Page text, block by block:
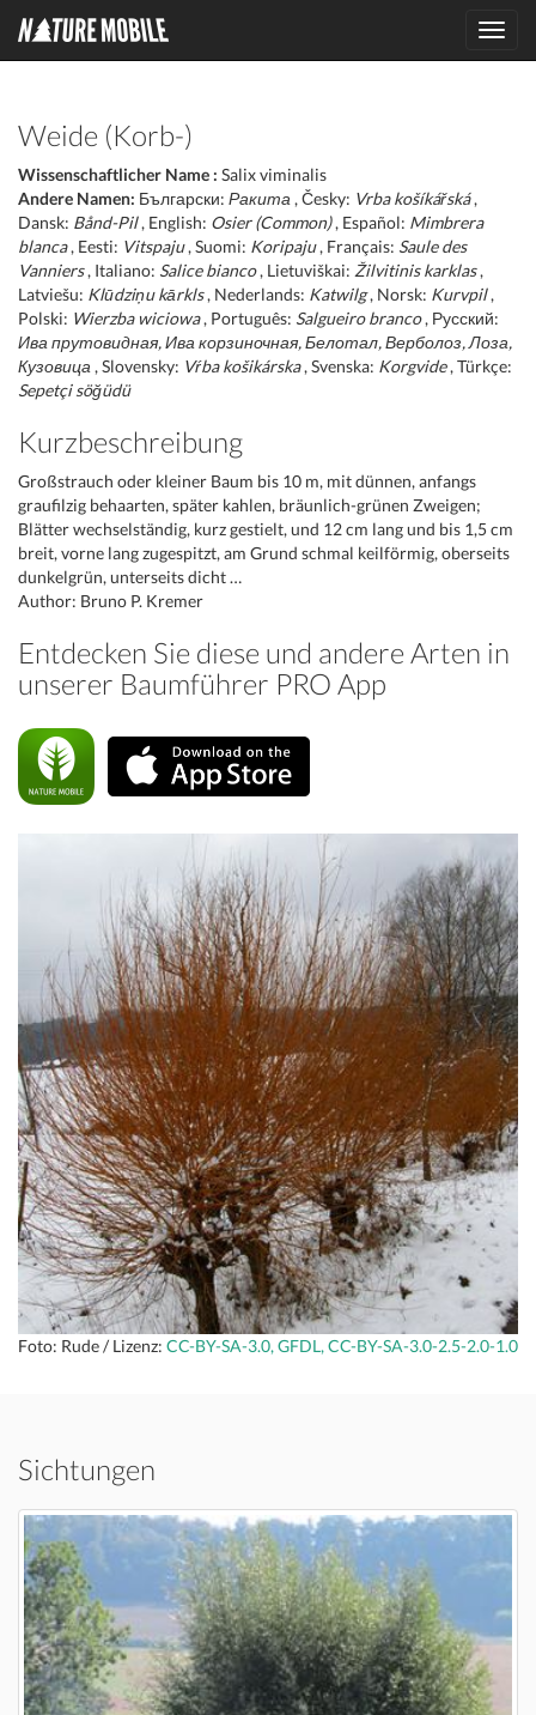
Weide (Korb-)
Wissenschaftlicher Name : Salix viminalis
Andere Namen: Български: Ракита , Česky: Vrba košíkářská,
Dansk: Bånd-Pil, English: Osier (Common), Español: Mimbrera
blanca, Eesti: Vitspaju, Suomi: Koripaju, Français: Saule des
Vanniers, Italiano: Salice bianco, Lietuviškai: Žilvitinis karklas,
Latviešu: Klūdziņu kārkls, Nederlands: Katwilg, Norsk: Kurvpil,
Polski: Wierzba wiciowa, Português: Salgueiro branco, Русский:
Ива прутовидная, Ива корзиночная, Белотал, Верболоз, Лоза,
Кузовица , Slovensky: Vŕba košikárska, Svenska: Korgvide, Türkçe:
Sepetçi söğüdü
Kurzbeschreibung
Großstrauch oder kleiner Baum bis 10 m, mit dünnen, anfangs
graufilzig behaarten, später kahlen, bräunlich-grünen Zweigen;
Blätter wechselständig, kurz gestielt, und 12 cm lang und bis 1,5 cm
breit, vorne lang zugespitzt, am Grund schmal keilförmig, oberseits
dunkelgrün, unterseits dicht …
Author: Bruno P. Kremer
Entdecken Sie diese und andere Arten in
unserer Baumführer PRO App
Foto: Rude / Lizenz: CC-BY-SA-3.0, GFDL, CC-BY-SA-3.0-2.5-2.0-1.0
Sichtungen